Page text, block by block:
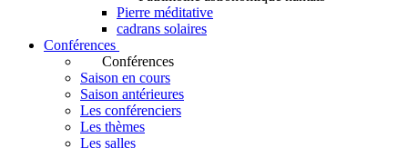
Pierre méditative
cadrans solaires
Conférences
Conférences
Saison en cours
Saison antérieures
Les conférenciers
Les thèmes
Les salles